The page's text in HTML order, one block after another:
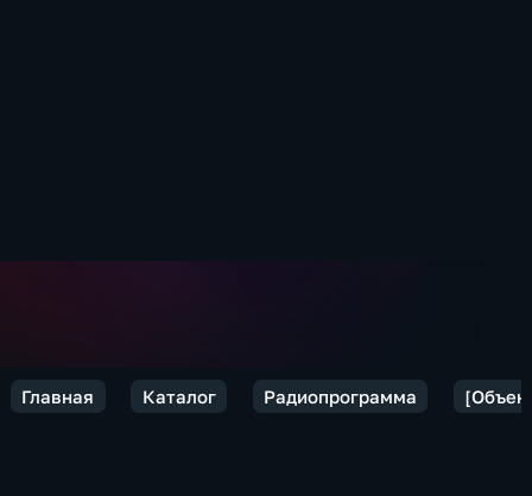
Главная Каталог Радиопрограмма